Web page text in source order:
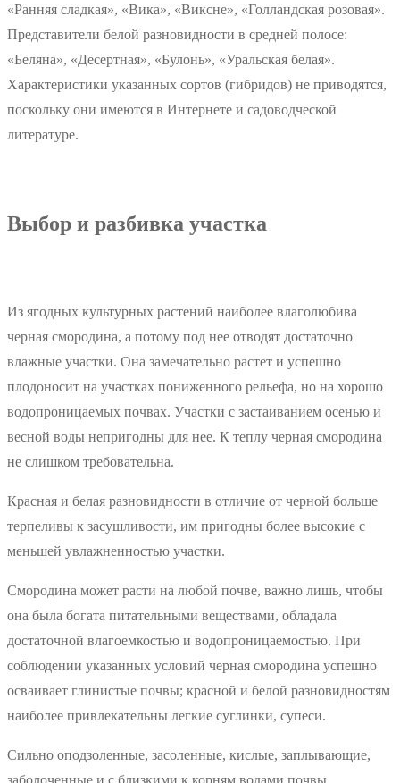
«Ранняя сладкая», «Вика», «Виксне», «Голландская розовая».
Представители белой разновидности в средней полосе:
«Беляна», «Десертная», «Булонь», «Уральская белая».
Характеристики указанных сортов (гибридов) не приводятся,
поскольку они имеются в Интернете и садоводческой
литературе.
Выбор и разбивка участка
Из ягодных культурных растений наиболее влаголюбива
черная смородина, а потому под нее отводят достаточно
влажные участки. Она замечательно растет и успешно
плодоносит на участках пониженного рельефа, но на хорошо
водопроницаемых почвах. Участки с застаиванием осенью и
весной воды непригодны для нее. К теплу черная смородина
не слишком требовательна.
Красная и белая разновидности в отличие от черной больше
терпеливы к засушливости, им пригодны более высокие с
меньшей увлажненностью участки.
Смородина может расти на любой почве, важно лишь, чтобы
она была богата питательными веществами, обладала
достаточной влагоемкостью и водопроницаемостью. При
соблюдении указанных условий черная смородина успешно
осваивает глинистые почвы; красной и белой разновидностям
наиболее привлекательны легкие суглинки, супеси.
Сильно оподзоленные, засоленные, кислые, заплывающие,
заболоченные и с близкими к корням водами почвы